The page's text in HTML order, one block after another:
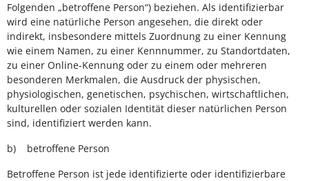
Folgenden „betroffene Person“) beziehen. Als identifizierbar
wird eine natürliche Person angesehen, die direkt oder
indirekt, insbesondere mittels Zuordnung zu einer Kennung
wie einem Namen, zu einer Kennnummer, zu Standortdaten,
zu einer Online-Kennung oder zu einem oder mehreren
besonderen Merkmalen, die Ausdruck der physischen,
physiologischen, genetischen, psychischen, wirtschaftlichen,
kulturellen oder sozialen Identität dieser natürlichen Person
sind, identifiziert werden kann.
b) betroffene Person
Betroffene Person ist jede identifizierte oder identifizierbare